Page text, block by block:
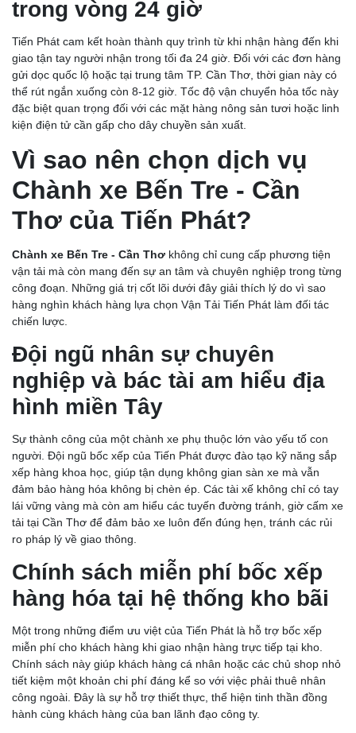
trong vòng 24 giờ
Tiến Phát cam kết hoàn thành quy trình từ khi nhận hàng đến khi
giao tận tay người nhận trong tối đa 24 giờ. Đối với các đơn hàng
gửi dọc quốc lộ hoặc tại trung tâm TP. Cần Thơ, thời gian này có
thể rút ngắn xuống còn 8-12 giờ. Tốc độ vận chuyển hỏa tốc này
đặc biệt quan trọng đối với các mặt hàng nông sản tươi hoặc linh
kiện điện tử cần gấp cho dây chuyền sản xuất.
Vì sao nên chọn dịch vụ
Chành xe Bến Tre - Cần
Thơ của Tiến Phát?
Chành xe Bến Tre - Cần Thơ không chỉ cung cấp phương tiện
vận tải mà còn mang đến sự an tâm và chuyên nghiệp trong từng
công đoạn. Những giá trị cốt lõi dưới đây giải thích lý do vì sao
hàng nghìn khách hàng lựa chọn Vận Tải Tiến Phát làm đối tác
chiến lược.
Đội ngũ nhân sự chuyên
nghiệp và bác tài am hiểu địa
hình miền Tây
Sự thành công của một chành xe phụ thuộc lớn vào yếu tố con
người. Đội ngũ bốc xếp của Tiến Phát được đào tạo kỹ năng sắp
xếp hàng khoa học, giúp tận dụng không gian sàn xe mà vẫn
đảm bảo hàng hóa không bị chèn ép. Các tài xế không chỉ có tay
lái vững vàng mà còn am hiểu các tuyến đường tránh, giờ cấm xe
tải tại Cần Thơ để đảm bảo xe luôn đến đúng hẹn, tránh các rủi
ro pháp lý về giao thông.
Chính sách miễn phí bốc xếp
hàng hóa tại hệ thống kho bãi
Một trong những điểm ưu việt của Tiến Phát là hỗ trợ bốc xếp
miễn phí cho khách hàng khi giao nhận hàng trực tiếp tại kho.
Chính sách này giúp khách hàng cá nhân hoặc các chủ shop nhỏ
tiết kiệm một khoản chi phí đáng kể so với việc phải thuê nhân
công ngoài. Đây là sự hỗ trợ thiết thực, thể hiện tinh thần đồng
hành cùng khách hàng của ban lãnh đạo công ty.